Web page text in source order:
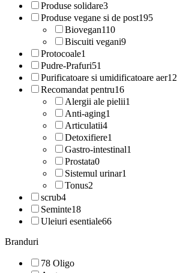
Produse solidare3
Produse vegane si de post195
Biovegan110
Biscuiti vegani9
Protocoale1
Pudre-Prafuri51
Purificatoare si umidificatoare aer12
Recomandat pentru16
Alergii ale pielii1
Anti-aging1
Articulatii4
Detoxifiere1
Gastro-intestinal1
Prostata0
Sistemul urinar1
Tonus2
scrub4
Seminte18
Uleiuri esentiale66
Branduri
78 Oligo